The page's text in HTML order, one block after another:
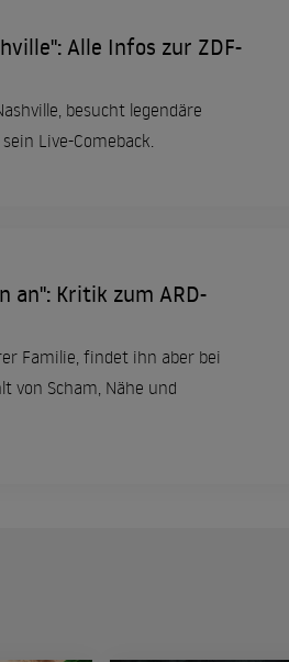
Alle Infos zur ZDF-
besucht legendäre
Live-Comeback.
an": Kritik zum ARD-
Familie, findet ihn aber bei
von Scham, Nähe und